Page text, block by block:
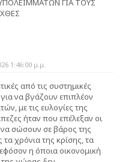
ΓΙΑ ΤΟΥΣ
1:46:00 μ.μ.
από τις συστημικές
να βγάζουν επιπλέον
με τις ευλογίες της
ήταν που επέλεξαν οι
να σώσουν σε βάρος της
τα χρόνια της κρίσης, τα
η όποια οικονομική